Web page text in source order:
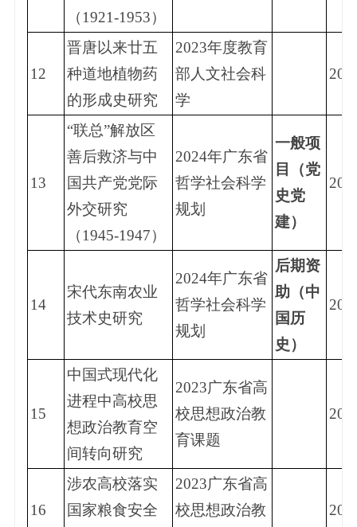
（1921-1953）
12
晋唐以来廿五
种道地植物药
的形成史研究
2023年度教育
部人文社会科
学
13
“联总”解放区
善后救济与中
国共产党党际
外交研究
（1945-1947）
2024年广东省
哲学社会科学
规划
一般项
目（党
史党
建）
14
宋代东南农业
技术史研究
2024年广东省
哲学社会科学
规划
后期资
助（中
国历
史）
15
中国式现代化
进程中高校思
想政治教育空
间转向研究
2023广东省高
校思想政治教
育课题
16
涉农高校落实
国家粮食安全
2023广东省高
校思想政治教